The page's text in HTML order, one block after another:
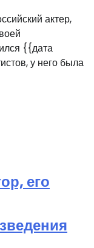
актер,
{{дата
у него была
его